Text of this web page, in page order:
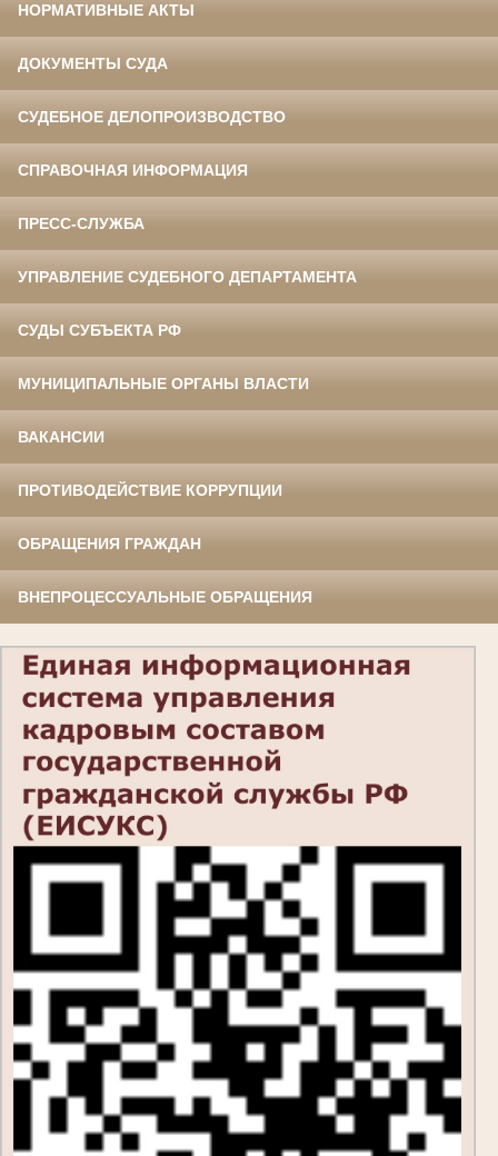
НОРМАТИВНЫЕ АКТЫ
ДОКУМЕНТЫ СУДА
СУДЕБНОЕ ДЕЛОПРОИЗВОДСТВО
СПРАВОЧНАЯ ИНФОРМАЦИЯ
ПРЕСС-СЛУЖБА
УПРАВЛЕНИЕ СУДЕБНОГО ДЕПАРТАМЕНТА
СУДЫ СУБЪЕКТА РФ
МУНИЦИПАЛЬНЫЕ ОРГАНЫ ВЛАСТИ
ВАКАНСИИ
ПРОТИВОДЕЙСТВИЕ КОРРУПЦИИ
ОБРАЩЕНИЯ ГРАЖДАН
ВНЕПРОЦЕССУАЛЬНЫЕ ОБРАЩЕНИЯ